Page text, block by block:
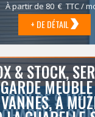
À partir de 80 € TTC /
+ DE DÉTAIL
BOX DE 9 M²
& STOCK,
À